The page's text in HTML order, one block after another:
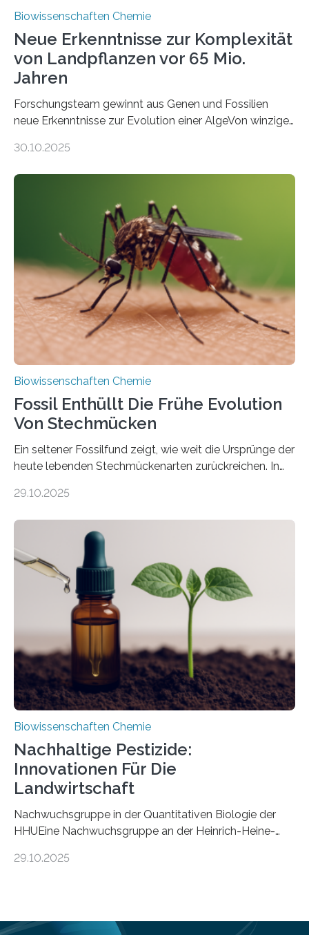
Biowissenschaften Chemie
Neue Erkenntnisse zur Komplexität
von Landpflanzen vor 65 Mio.
Jahren
Forschungsteam gewinnt aus Genen und Fossilien
neue Erkenntnisse zur Evolution einer AlgeVon winzigen
Landpflanzen zählen zu den komplexesten
Grünalgen, die vor Hunderten von Millionen Jahren
lebten. Unter den Vorfahren sticht eine Gruppe heraus,
die noch heute in der Natur vorkommt: die
Süßwasseralge Coleochaetophyceae. Einige Arten
dieser Gruppe bilden aus Zellfäden dichte Geflechte
mit scheibenförmiger Gestalt. Was auffällig ist: Die
nächsten…
30.10.2025
Biowissenschaften Chemie
Fossil Enthüllt Die Frühe Evolution
Von Stechmücken
Ein seltener Fossilfund zeigt, wie weit die Ursprünge der
heute lebenden Stechmückenarten zurückreichen. In
Forschende die bisher älteste bekannte Stechmücken-
Region Kachin in Myanmar und hat sich in
ausgezeichnetem Zustand erhalten. Es konnte als neue
Art einer neuen Gattung beschrieben werden und trägt
nun den Namen Cretosabethes primaevus. Dieser erste
fossile Nachweis einer Stechmückenlarve in Bernstein
stellt gleichzeitig den ersten Fossilfund einer
Mückenlarve aus dem Mesozoikum dar, denn…
29.10.2025
Biowissenschaften Chemie
Nachhaltige Pestizide:
Innovationen Für Die
Landwirtschaft
Nachwuchsgruppe in der Quantitativen Biologie der
HHUEine Nachwuchsgruppe an der Heinrich-Heine-
fünf Jahren erforschen, wie Bakterien auf
Insektenblume. Das Bundesministerium für Forschung,
29.10.2025